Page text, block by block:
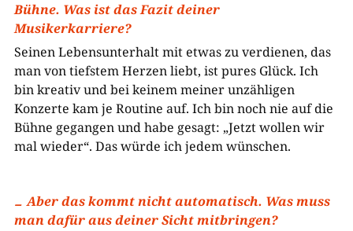
Bühne. Was ist das Fazit deiner
Musikerkarriere?
Seinen Lebensunterhalt mit etwas zu verdienen, das
man von tiefstem Herzen liebt, ist pures Glück. Ich
bin kreativ und bei keinem meiner unzähligen
Konzerte kam je Routine auf. Ich bin noch nie auf die
Bühne gegangen und habe gesagt: „Jetzt wollen wir
mal wieder“. Das würde ich jedem wünschen.
Aber das kommt nicht automatisch. Was muss
man dafür aus deiner Sicht mitbringen?